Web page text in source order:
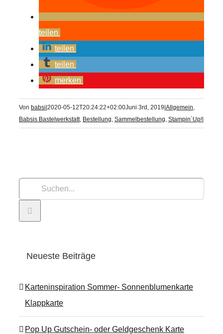
teilen
teilen
teilen
merken
Von babsi|2020-05-12T20:24:22+02:00Juni 3rd, 2019|Allgemein
Babsis Bastelwerkstatt, Bestellung Sammelbestellung Stampin´Up!|
nach:
Neueste Beiträge
Karteninspiration Sommer- Sonnenblumenkarte
Klappkarte
Pop Up Gutschein- oder Geldgeschenk Karte